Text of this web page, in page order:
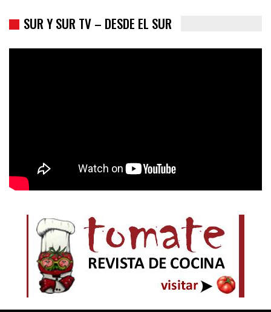
SUR Y SUR TV – DESDE EL SUR